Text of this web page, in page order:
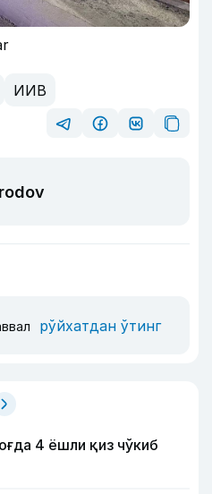
ИИВ
рўйхатдан ўтинг
4 ёшли қиз чўкиб